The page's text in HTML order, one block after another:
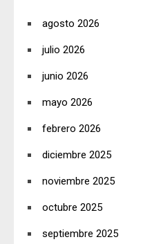
agosto 2026
julio 2026
junio 2026
mayo 2026
febrero 2026
diciembre 2025
noviembre 2025
octubre 2025
septiembre 2025